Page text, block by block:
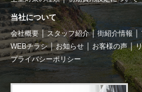
当社について
会社概要 スタッフ紹介 街紹介情報
WEBチラシ
お知らせ お客様の声
プライバシーポリシー